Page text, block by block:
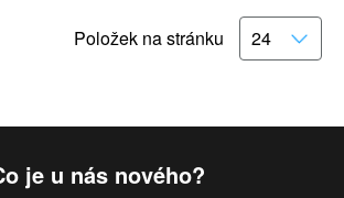
Položek na stránku
je u nás nového?